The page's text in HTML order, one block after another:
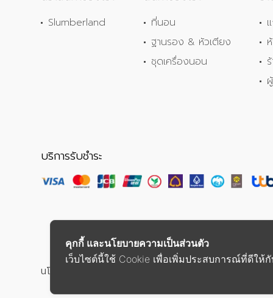
Slumberland
ที่นอน
ฐานรอง & หัวเตียง
ชุดเครื่องนอน
บริการรับชำระ
นโยบายความเป็นส่วนตัว
คุกกี้ และนโยบายความเป็นส่วนตัว
เว็บไซต์นี้ใช้ Cookie เพื่อเพิ่มประสบการณ์ที่ดีให้